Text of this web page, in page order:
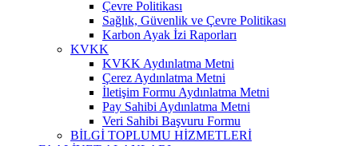
Çevre Politikası
Sağlık, Güvenlik ve Çevre Politikası
Karbon Ayak İzi Raporları
KVKK
KVKK Aydınlatma Metni
Çerez Aydınlatma Metni
İletişim Formu Aydınlatma Metni
Pay Sahibi Aydınlatma Metni
Veri Sahibi Başvuru Formu
BİLGİ TOPLUMU HİZMETLERİ